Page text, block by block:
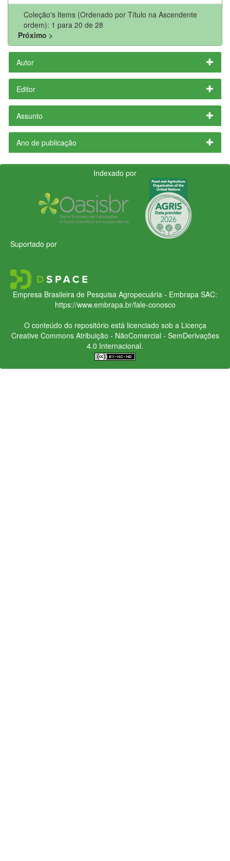
Coleção's Items (Ordenado por Título na Ascendente
ordem): 1 para 20 de 28
Próximo >
Autor
Editor
Assunto
Ano de publicação
Indexado por
Suportado por
Empresa Brasileira de Pesquisa Agropecuária - Embrapa SAC:
https://www.embrapa.br/fale-conosco
O conteúdo do repositório está licenciado sob a Licença
Creative CommonsAtribuição - NãoComercial - SemDerivações
4.0 Internacional.